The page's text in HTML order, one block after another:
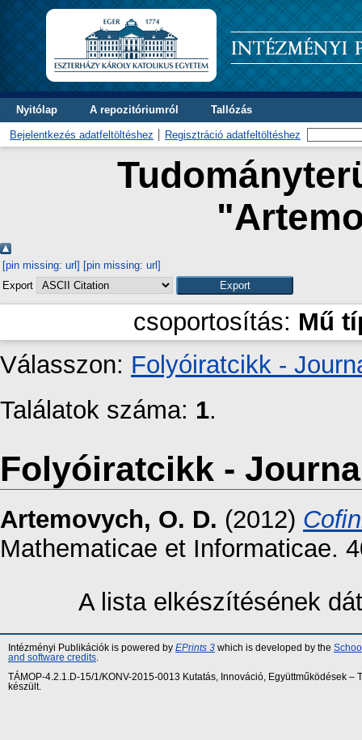
Nyitólap A repozitóriumról Tallózás
Bejelentkezés adatfeltöltéshez Regisztráció adatfeltöltéshez
"
[pin missing: url] [pin missing: url]
Export
csoportosítás: Mű
Válasszon: Folyóiratcikk -
Találatok száma: 1.
Folyóiratcikk -
Artemovych, O. D. (2012)
Mathematicae et Informaticae.
A lista elkészítésének
Intézményi Publikációk is powered by EPrints 3 which is developed by the
and software credits
TÁMOP-4.2.1.D-15/1/KONV-2015-0013 Kutatás, Innováció, Együttműködések
készült.